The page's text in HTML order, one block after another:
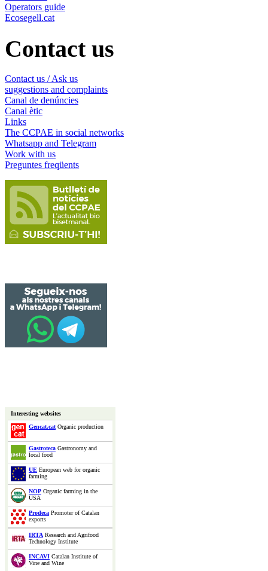
Operators guide
Ecosegell.cat
Contact us
Contact us / Ask us
suggestions and complaints
Canal de denúncies
Canal ètic
Links
The CCPAE in social networks
Whatsapp and Telegram
Work with us
Preguntes freqüents
Interesting websites
Gencat.catOrganic production
Gastroteca Gastronomy and
local food
UE European web for organic
farming
NOP Organic farming in the
USA
Prodeca Promoter of Catalan
exports
IRTA Research and Agrifood
Technology Institute
INCAVI Catalan Institute of
Vine and Wine